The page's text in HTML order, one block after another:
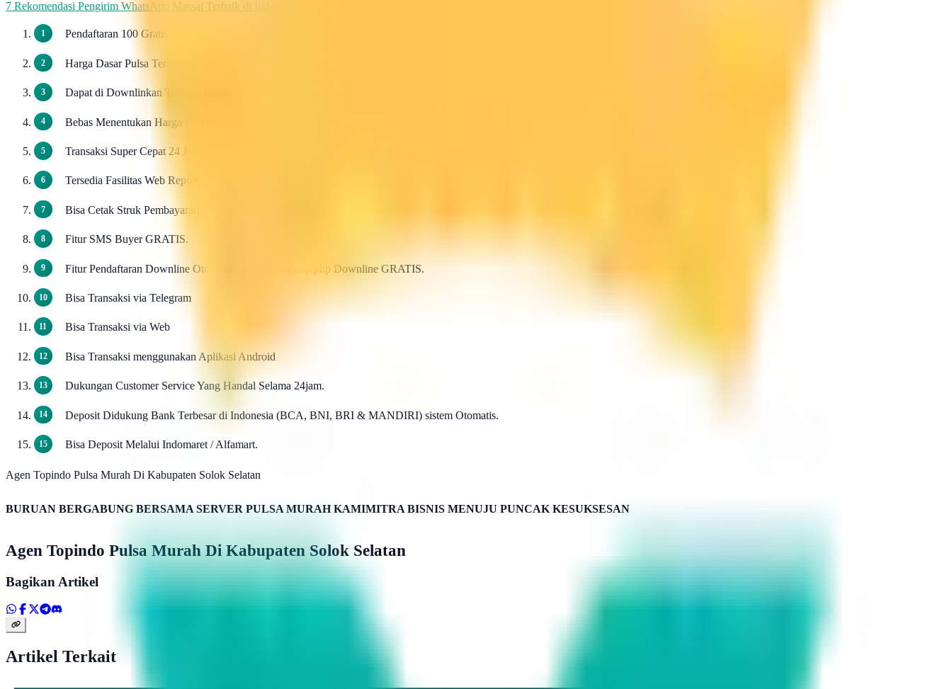
7 Rekomendasi Pengirim WhatsApp Massal Terbaik di Indonesia
Pendaftaran 100 Gratis.
Harga Dasar Pulsa Termurah / Grosir.
Dapat di Downlinkan Tidak Terbatas.
Bebas Menentukan Harga Ke Downline.
Transaksi Super Cepat 24 Jam Non Stop.
Tersedia Fasilitas Web Report.
Bisa Cetak Struk Pembayaran.
Fitur SMS Buyer GRATIS.
Fitur Pendaftaran Downline Otomatis / Autowp-signup.php Downline GRATIS.
Bisa Transaksi via Telegram
Bisa Transaksi via Web
Bisa Transaksi menggunakan Aplikasi Android
Dukungan Customer Service Yang Handal Selama 24jam.
Deposit Didukung Bank Terbesar di Indonesia (BCA, BNI, BRI & MANDIRI) sistem Otomatis.
Bisa Deposit Melalui Indomaret / Alfamart.
Agen Topindo Pulsa Murah Di Kabupaten Solok Selatan
BURUAN BERGABUNG BERSAMA SERVER PULSA MURAH KAMIMITRA BISNIS MENUJU PUNCAK KESUKSESAN
Agen Topindo Pulsa Murah Di Kabupaten Solok Selatan
Bagikan Artikel
Artikel Terkait